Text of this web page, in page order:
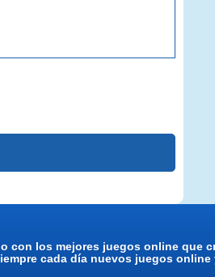
con los mejores juegos online que
cada día nuevos juegos